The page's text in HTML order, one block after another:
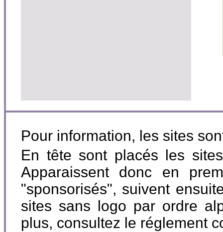
Pour information, les sites
En tête sont placés les
Apparaissent donc en
"sponsorisés", suivent
sites sans logo par ordre
plus, consultez le réglement